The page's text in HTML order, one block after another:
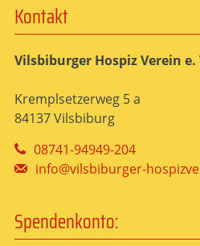
Kontakt
Vilsbiburger Hospiz Verein e.
Kremplsetzerweg 5 a
84137 Vilsbiburg
08741-94949-204
info@vilsbiburger-
Spendenkonto: